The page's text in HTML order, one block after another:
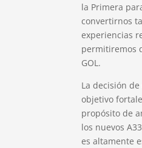
la Primera
convertirnos
experiencias
permitiremos
GOL.
La decisión
objetivo
propósito de
los nuevos
es altamente